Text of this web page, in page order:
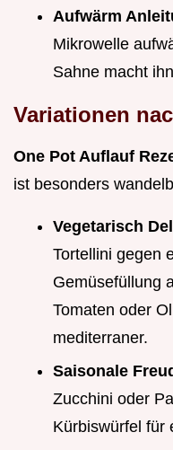
Aufwärm
Mikrowelle
Sahne macht
Variationen
One Pot Auflauf
ist besonders
Vegetarisch
Tortellini gegen
Gemüsefüllung
Tomaten oder
mediterraner.
Saisonale
Zucchini oder
Kürbiswürfel für